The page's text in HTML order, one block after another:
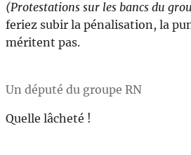
(Protestations sur les bancs du
feriez subir la pénalisation, la
méritent pas.
Un député du groupe RN
Quelle lâcheté !